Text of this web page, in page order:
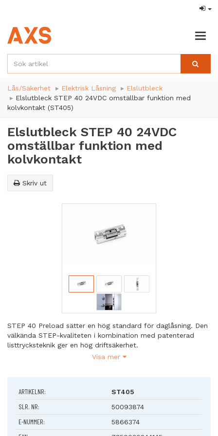
Lås/Säkerhet Elektrisk Låsning
Elslutbleck
Elslutbleck STEP 40 24VDC omställbar funktion med
kolvkontakt (ST405)
Elslutbleck STEP 40 24VDC
omställbar funktion med
kolvkontakt
Skriv ut
STEP 40 Preload sätter en hög standard för daglåsning. Den
välkända STEP-kvaliteten i kombination med patenterad
listtrycksteknik ger en hög driftsäkerhet.
Elslutblecket har en mycket hög driftsäkerhet och är
utprovad för att klara en hög öppningsfrekvens.
Finns som omställbar så att funktionen på elslutblecket
Visa mer
ARTIKELNR: ST405
SLR. NR: 50093874
E-NUMMER: 5866374